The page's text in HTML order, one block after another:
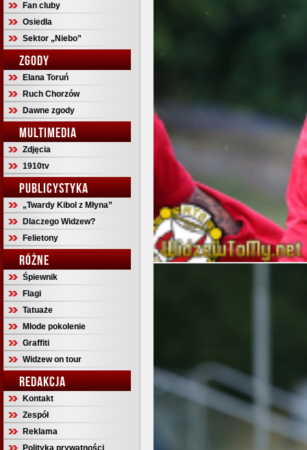
Fan cluby
Osiedla
Sektor „Niebo”
ZGODY
Elana Toruń
Ruch Chorzów
Dawne zgody
MULTIMEDIA
Zdjęcia
1910tv
PUBLICYSTYKA
„Twardy Kibol z Młyna”
Dlaczego Widzew?
Felietony
RÓŻNE
Śpiewnik
Flagi
Tatuaże
Młode pokolenie
Graffiti
Widzew on tour
REDAKCJA
Kontakt
Zespół
Reklama
Polityka prywatności